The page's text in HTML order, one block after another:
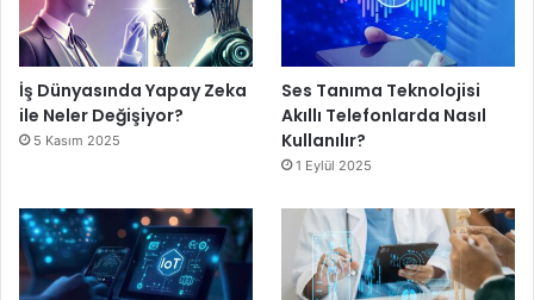
İş Dünyasında Yapay Zeka
ile Neler Değişiyor?
5 Kasım 2025
Ses Tanıma Teknolojisi
Akıllı Telefonlarda Nasıl
Kullanılır?
1 Eylül 2025